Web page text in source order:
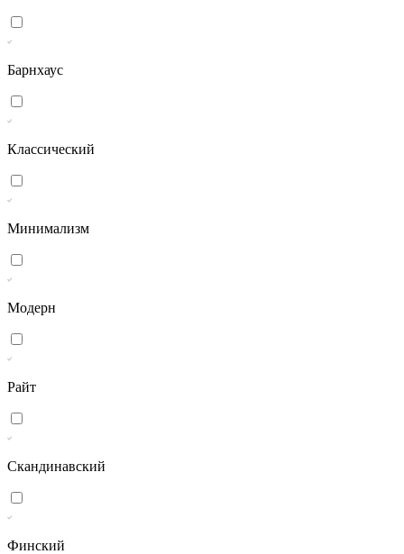
Барнхаус
Классический
Минимализм
Модерн
Райт
Скандинавский
Финский